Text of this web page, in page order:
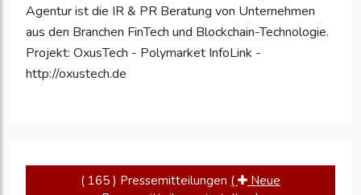
Agentur ist die IR & PR Beratung von Unternehmen
aus den Branchen FinTech und Blockchain-Technologie.
Projekt: OxusTech - Polymarket InfoLink -
http://oxustech.de
( 165 ) Pressemitteilungen (
Neue